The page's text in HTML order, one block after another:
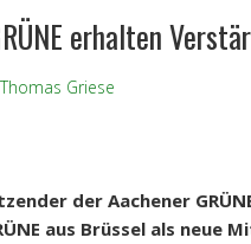
erhalten
Thomas Griese
der Aachener
aus Brüssel als neue